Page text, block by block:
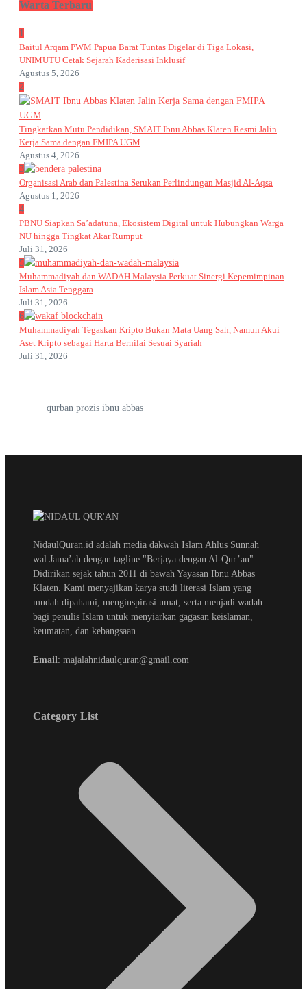
Warta Terbaru
1
Baitul Arqam PWM Papua Barat Tuntas Digelar di Tiga Lokasi,
UNIMUTU Cetak Sejarah Kaderisasi Inklusif
Agustus 5, 2026
2
Tingkatkan Mutu Pendidikan, SMAIT Ibnu Abbas Klaten Resmi Jalin
Kerja Sama dengan FMIPA UGM
Agustus 4, 2026
3
Organisasi Arab dan Palestina Serukan Perlindungan Masjid Al-Aqsa
Agustus 1, 2026
4
PBNU Siapkan Sa’adatuna, Ekosistem Digital untuk Hubungkan Warga
NU hingga Tingkat Akar Rumput
Juli 31, 2026
5
Muhammadiyah dan WADAH Malaysia Perkuat Sinergi Kepemimpinan
Islam Asia Tenggara
Juli 31, 2026
6
Muhammadiyah Tegaskan Kripto Bukan Mata Uang Sah, Namun Akui
Aset Kripto sebagai Harta Bernilai Sesuai Syariah
Juli 31, 2026
qurban prozis ibnu abbas
NidaulQuran.id adalah media dakwah Islam Ahlus Sunnah
wal Jama’ah dengan tagline "Berjaya dengan Al-Qur’an".
Didirikan sejak tahun 2011 di bawah Yayasan Ibnu Abbas
Klaten. Kami menyajikan karya studi literasi Islam yang
mudah dipahami, menginspirasi umat, serta menjadi wadah
bagi penulis Islam untuk menyiarkan gagasan keislaman,
keumatan, dan kebangsaan.
Email: majalahnidaulquran@gmail.com
Category List